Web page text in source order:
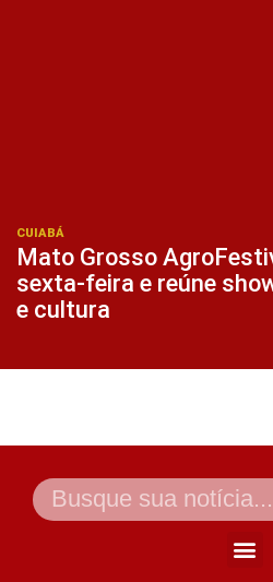
CUIABÁ
Mato Grosso
sexta-feira e reúne
e cultura